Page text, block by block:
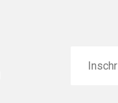
mailadres